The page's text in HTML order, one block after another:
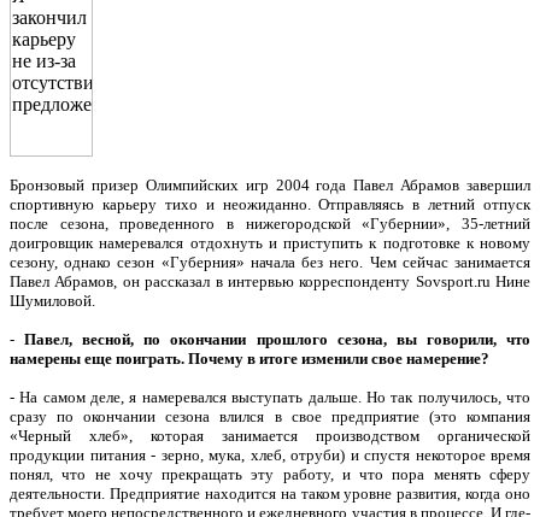
Бронзовый призер Олимпийских игр 2004 года Павел Абрамов завершил
спортивную карьеру тихо и неожиданно. Отправляясь в летний отпуск
после сезона, проведенного в нижегородской «Губернии», 35-летний
доигровщик намеревался отдохнуть и приступить к подготовке к новому
сезону, однако сезон «Губерния» начала без него. Чем сейчас занимается
Павел Абрамов, он рассказал в интервью корреспонденту Sovsport.ru Нине
Шумиловой.
-Павел, весной, по окончании прошлого сезона, вы говорили, что
намерены еще поиграть. Почему в итоге изменили свое намерение?
- На самом деле, я намеревался выступать дальше. Но так получилось, что
сразу по окончании сезона влился в свое предприятие (это компания
«Черный хлеб», которая занимается производством органической
продукции питания - зерно, мука, хлеб, отруби) и спустя некоторое время
понял, что не хочу прекращать эту работу, и что пора менять сферу
деятельности. Предприятие находится на таком уровне развития, когда оно
требует моего непосредственного и ежедневного участия в процессе. И где-